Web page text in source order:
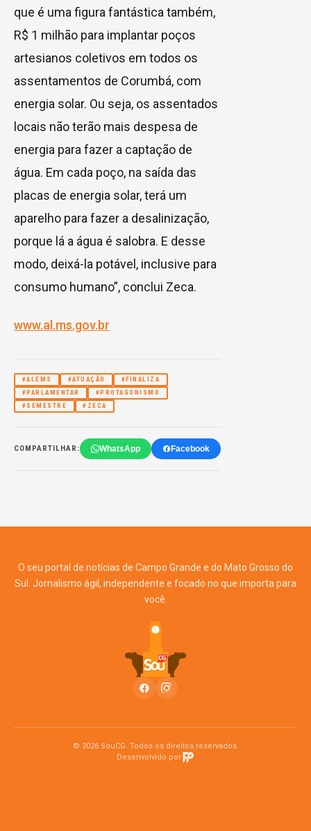
que é uma figura fantástica também,
R$ 1 milhão para implantar poços
artesianos coletivos em todos os
assentamentos de Corumbá, com
energia solar. Ou seja, os assentados
locais não terão mais despesa de
energia para fazer a captação de
água. Em cada poço, na saída das
placas de energia solar, terá um
aparelho para fazer a desalinização,
porque lá a água é salobra. E desse
modo, deixá-la potável, inclusive para
consumo humano”, conclui Zeca.
www.al.ms.gov.br
#ALEMS #ATUAÇÃO
#FINALIZA
#PARLAMENTAR
#PROTAGONISMO
#SEMESTRE
#ZECA
COMPARTILHAR: WhatsApp Facebook
O seu portal de notícias de Campo Grande e do Mato Grosso do
Sul. Jornalismo ágil, independente e focado no que importa para
você.
© 2026 SouCG. Todos os direitos reservados.
Desenvolvido por